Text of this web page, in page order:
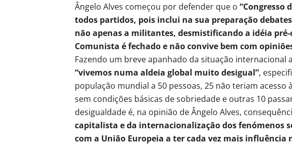
Ângelo Alves começou por defender que o “Congresso
todos partidos, pois inclui na sua preparação
não apenas a militantes, desmistificando a idéia
Comunista é fechado e não convive bem com
Fazendo um breve apanhado da situação
“vivemos numa aldeia global muito desigual”,
população mundial a 50 pessoas, 25 não teriam acesso
sem condições básicas de sobriedade e outras 10
desigualdade é, na opinião de Ângelo Alves,
capitalista e da internacionalização dos fenómenos
com a União Europeia a ter cada vez mais influência